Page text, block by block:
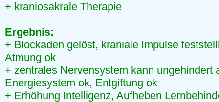
+ kraniosakrale Therapie
Ergebnis:
+ Blockaden gelöst, kraniale Impulse
Atmung ok
+ zentrales Nervensystem kann ungehindert
Energiesystem ok, Entgiftung ok
+ Erhöhung Intelligenz, Aufheben